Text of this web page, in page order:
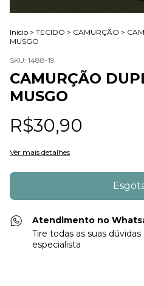
Início > TECIDO > CAMURÇÃO >
MUSGO
SKU: 1488-19
CAMURÇÃO
MUSGO
R$30,90
Ver mais detalhes
Atendimento no
Tire todas as suas
especialista